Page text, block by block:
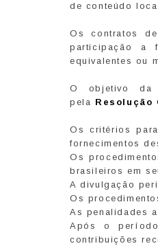
de conteúdo
Os contratos
participação a
equivalentes ou
O objetivo da
pela Resolução
Os critérios
fornecimentos
Os
brasileiros em
A divulgação
Os
As penalidades
Após o
contribuições